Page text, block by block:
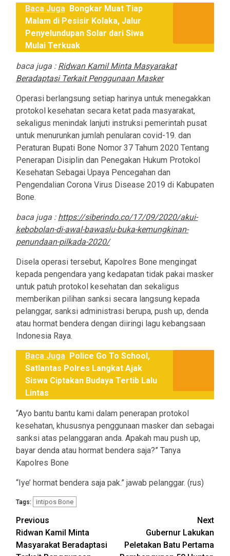
Baca Juga Bongkar Muat Tiap
Malam di Pesisir Kolaka, Jalur
Penyelundupan Solar dari Siwa
Mulai Terkuak
baca juga : Ridwan Kamil Minta Masyarakat
Beradaptasi Terkait Penggunaan Masker
Operasi berlangsung setiap harinya untuk menegakkan
protokol kesehatan secara ketat pada masyarakat,
sekaligus menindak lanjuti instruksi pemerintah pusat
untuk menurunkan jumlah penularan covid-19. dan
Peraturan Bupati Bone Nomor 37 Tahum 2020 Tentang
Penerapan Disiplin dan Penegakan Hukum Protokol
Kesehatan Sebagai Upaya Pencegahan dan
Pengendalian Corona Virus Disease 2019 di Kabupaten
Bone.
baca juga : https://siberindo.co/17/09/2020/akui-
kebobolan-di-awal-bawaslu-buka-kemungkinan-
penundaan-pilkada-2020/
Disela operasi tersebut, Kapolres Bone mengingat
kepada pengendara yang kedapatan tidak pakai masker
untuk patuh protokol kesehatan dan sekaligus
memberikan pilihan sanksi secara langsung kepada
pelanggar, sanksi administrasi berupa, push up, denda
atau hormat bendera dengan diiringi lagu kebangsaan
Indonesia Raya.
Baca Juga Police Go To School,
Satlantas Polres Langkat Ajak
Siswa Ciptakan Budaya Tertib Lalu
Lintas
“Ayo bantu bantu kami dalam penerapan protokol
kesehatan, khususnya penggunaan masker dan sebagai
sanksi atas pelanggaran anda. Apakah mau push up,
bayar denda atau hormat bendera saja?” Tanya
Kapolres Bone
“Iye’ hormat bendera saja pak.” jawab pelanggar. (rus)
Tags: intipos Bone
Post
navigation
Previous
Ridwan Kamil Minta
Masyarakat Beradaptasi
Next
Gubernur Lakukan
Peletakan Batu Pertama